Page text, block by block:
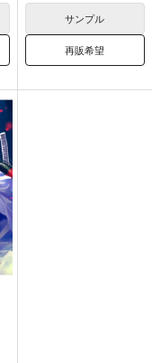
サンプル
再販希望